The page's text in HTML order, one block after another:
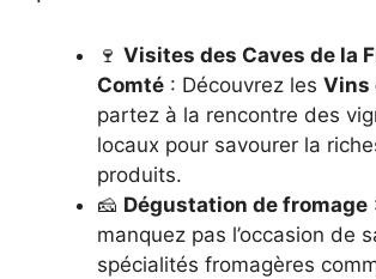
🍷 Visites des Caves de la
Comté : Découvrez les Vins
partez à la rencontre des
locaux pour savourer la
produits.
🧀 Dégustation de fromage
manquez pas l’occasion de
spécialités fromagères